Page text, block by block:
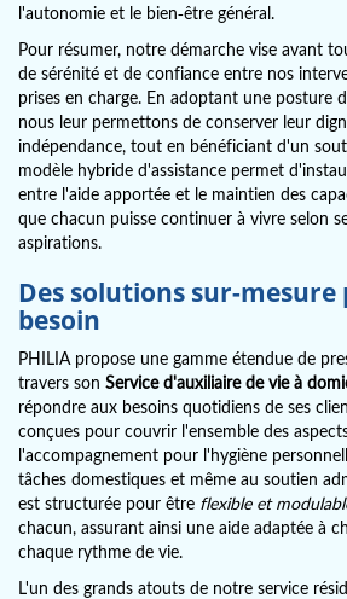
l'autonomie et le bien-être général.
Pour résumer, notre démarche vise avant
de sérénité et de confiance entre nos
prises en charge. En adoptant une posture
nous leur permettons de conserver leur
indépendance, tout en bénéficiant d'un
modèle hybride d'assistance permet
entre l'aide apportée et le maintien des
que chacun puisse continuer à vivre selon
aspirations.
Des solutions sur-
besoin
PHILIA propose une gamme étendue de
travers son Service d'auxiliaire de vie à
répondre aux besoins quotidiens de ses
conçues pour couvrir l'ensemble des
l'accompagnement pour l'hygiène
tâches domestiques et même au soutien
est structurée pour être flexible et
chacun, assurant ainsi une aide adaptée à
chaque rythme de vie.
L'un des grands atouts de notre service